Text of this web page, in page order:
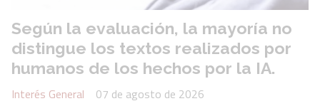
Según la evaluación, la mayoría no
distingue los textos realizados por
humanos de los hechos por la IA.
Interés General
07 de agosto de 2026